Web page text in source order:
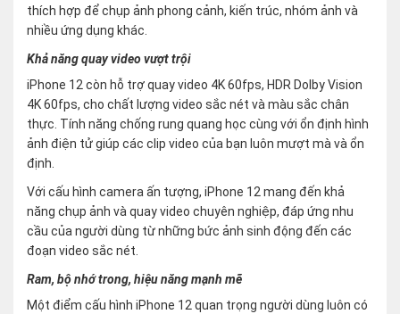
thích hợp để chụp ảnh phong cảnh, kiến trúc, nhóm ảnh và
nhiều ứng dụng khác.
Khả năng quay video vượt trội
iPhone 12 còn hỗ trợ quay video 4K 60fps, HDR Dolby Vision
4K 60fps, cho chất lượng video sắc nét và màu sắc chân
thực. Tính năng chống rung quang học cùng với ổn định hình
ảnh điện tử giúp các clip video của bạn luôn mượt mà và ổn
định.
Với cấu hình camera ấn tượng, iPhone 12 mang đến khả
năng chụp ảnh và quay video chuyên nghiệp, đáp ứng nhu
cầu của người dùng từ những bức ảnh sinh động đến các
đoạn video sắc nét.
Ram, bộ nhớ trong, hiệu năng mạnh mẽ
Một điểm cấu hình iPhone 12 quan trọng người dùng luôn có